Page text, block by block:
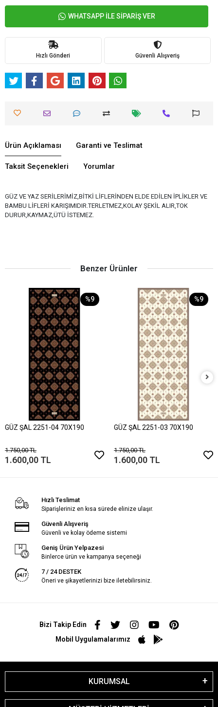
WHATSAPP İLE SİPARİŞ VER
Hızlı Gönderi Güvenli Alışveriş
Ürün Açıklaması Garanti ve Teslimat
Taksit Seçenekleri Yorumlar
GÜZ VE YAZ SERİLERİMİZ,BİTKİ LİFLERİNDEN ELDE EDİLEN İPLİKLER VE
BAMBU LİFLERİ KARIŞIMIDIR.TERLETMEZ,KOLAY ŞEKİL ALIR,TOK
DURUR,KAYMAZ,ÜTÜ İSTEMEZ.
Benzer Ürünler
%9
GÜZ ŞAL 2251-04 70X190
1.750,00 TL
1.600,00 TL
%9
GÜZ ŞAL 2251-03 70X190
1.750,00 TL
1.600,00 TL
Hızlı Teslimat
Siparişleriniz en kısa sürede elinize ulaşır.
Güvenli Alışveriş
Güvenli ve kolay ödeme sistemi
Geniş Ürün Yelpazesi
Binlerce ürün ve kampanya seçeneği
7 / 24 DESTEK
Öneri ve şikayetlerinizi bize iletebilirsiniz.
Bizi Takip Edin
Mobil Uygulamalarımız
KURUMSAL